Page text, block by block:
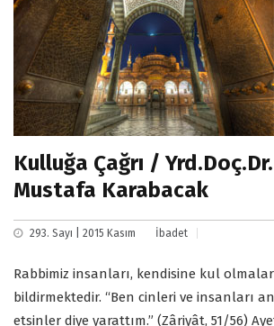
Kulluğa Çağrı / Yrd.Doç.Dr.
Mustafa Karabacak
293. Sayı | 2015 Kasım İbadet
Rabbimiz insanları, kendisine kul
bildirmektedir. “Ben cinleri ve insanları
etsinler diye yarattım.” (Zâriyât, 51/56)